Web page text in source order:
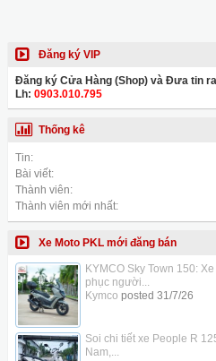
Đăng ký VIP
Đăng ký Cửa Hàng (Shop) và Đưa tin
Lh: 0903.010.795
Thống kê
Tin:
Bài viết:
Thành viên:
Thành viên mới nhất:
Xe Moto PKL mới đăng bán
KYMCO Sky Town 150:
phục người...
Kymco posted 31/7/26
Soi chi tiết xe People R
Nam,...